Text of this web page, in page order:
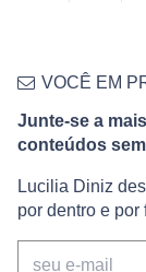
VOCÊ EM
Junte-se a
conteúdos
Lucilia Diniz
por dentro e por